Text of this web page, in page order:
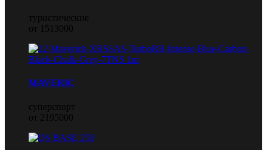
туристические
от 1513000
MAVERIC
суперспорт
от 2195000